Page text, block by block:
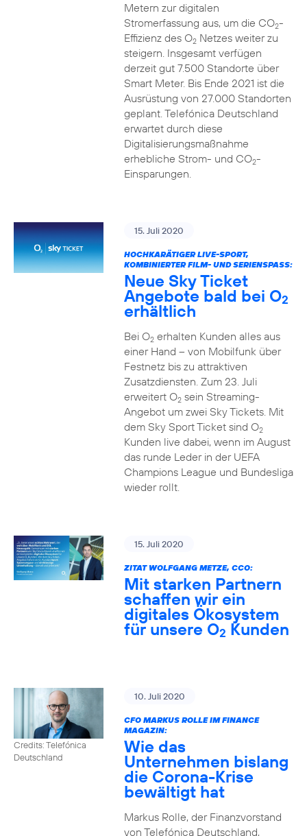
Metern zur digitalen
Stromerfassung aus, um die CO2-
Effizienz des O2Netzes weiter zu
steigern. Insgesamt verfügen
derzeit gut 7.500 Standorte über
Smart Meter. Bis Ende 2021 ist die
Ausrüstung von 27.000 Standorten
geplant. Telefónica Deutschland
erwartet durch diese
Digitalisierungsmaßnahme
erhebliche Strom- und CO2-
Einsparungen.
15. Juli 2020
HOCHKARÄTIGER LIVE-SPORT,
KOMBINIERTER FILM- UND SERIENSPASS:
Neue Sky Ticket
Angebote bald bei O2
erhältlich
Bei O2erhalten Kunden alles aus
einer Hand – von Mobilfunk über
Festnetz bis zu attraktiven
Zusatzdiensten. Zum 23. Juli
erweitert O2sein Streaming-
Angebot um zwei Sky Tickets. Mit
dem Sky Sport Ticket sind O2
Kunden live dabei, wenn im August
das runde Leder in der UEFA
Champions League und Bundesliga
wieder rollt.
15. Juli 2020
ZITAT WOLFGANG METZE, CCO:
Mit starken Partnern
schaffen wir ein
digitales Ökosystem
für unsere O2 Kunden
Credits: Telefónica
Deutschland
10. Juli 2020
CFO MARKUS ROLLE IM FINANCE
MAGAZIN:
Wie das
Unternehmen bislang
die Corona-Krise
bewältigt hat
Markus Rolle, der Finanzvorstand
von Telefónica Deutschland,